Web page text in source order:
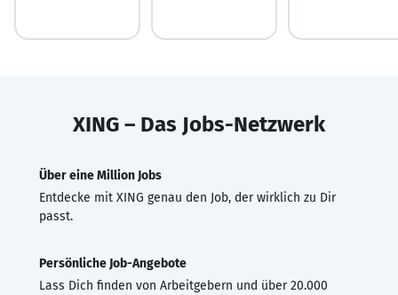
XING – Das Jobs-Netzwerk
Über eine Million Jobs
Entdecke mit XING genau den Job, der wirklich zu Dir
passt.
Persönliche Job-Angebote
Lass Dich finden von Arbeitgebern und über 20.000